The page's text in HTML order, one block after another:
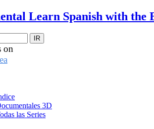
Learn Spanish with the
on
3D
las Series